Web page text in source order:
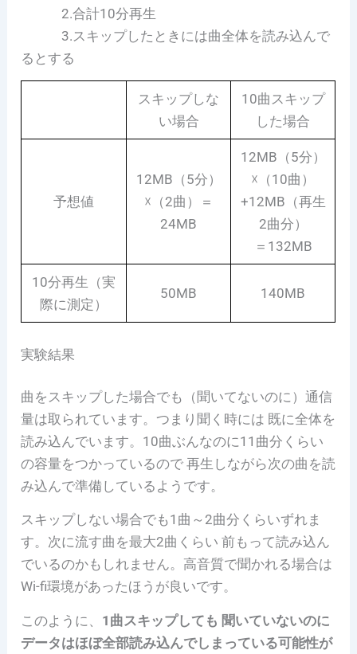
2.合計10分再生
3.スキップしたときには曲全体を読み込んで
るとする
スキップしな
い場合
10曲スキップ
した場合
予想値
12MB（5分）
☓（2曲）＝
24MB
12MB（5分）
☓（10曲）
+12MB（再生
2曲分）
＝132MB
10分再生（実
際に測定）
50MB 140MB
実験結果
曲をスキップした場合でも（聞いてないのに）通信
量は取られています。つまり聞く時には 既に全体を
読み込んでいます。10曲ぶんなのに11曲分くらい
の容量をつかっているので 再生しながら次の曲を読
み込んで準備しているようです。
スキップしない場合でも1曲～2曲分くらいずれま
す。次に流す曲を最大2曲くらい 前もって読み込ん
でいるのかもしれません。高音質で聞かれる場合は
Wi-fi環境があったほうが良いです。
このように、 1曲スキップしても 聞いていないのに
データはほぼ全部読み込んでしまっている可能性が